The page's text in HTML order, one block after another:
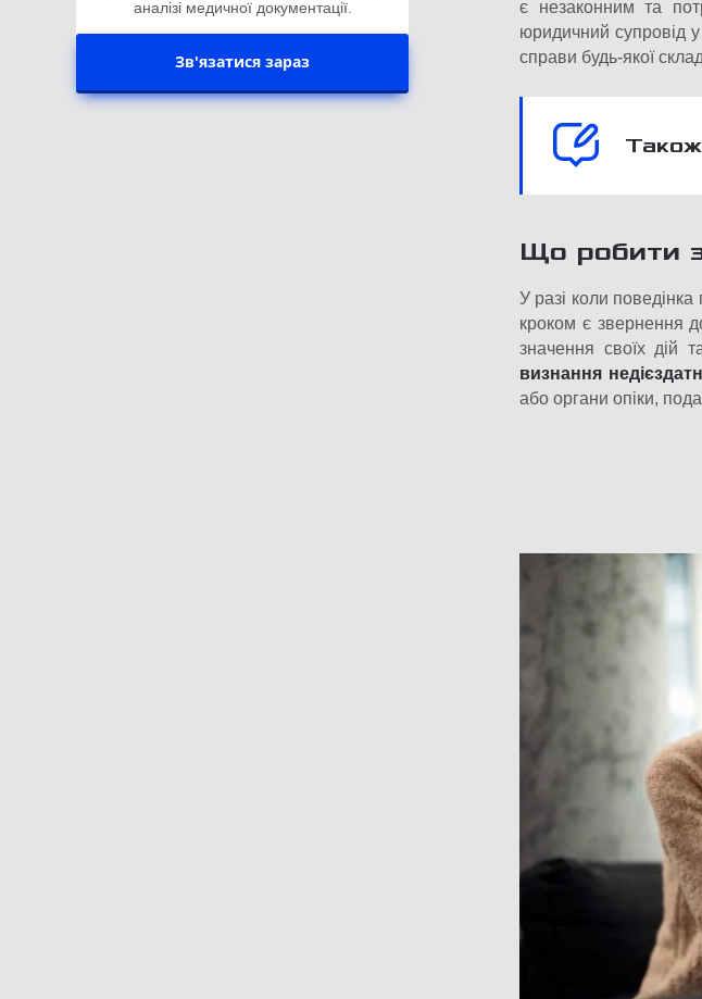
аналізі медичної документації.
Зв'язатися зараз
є незаконним та
юридичний супровід
справи будь-якої
Що робити
У разі коли
кроком є звернення
значення своїх дій
визнання
або органи опіки,